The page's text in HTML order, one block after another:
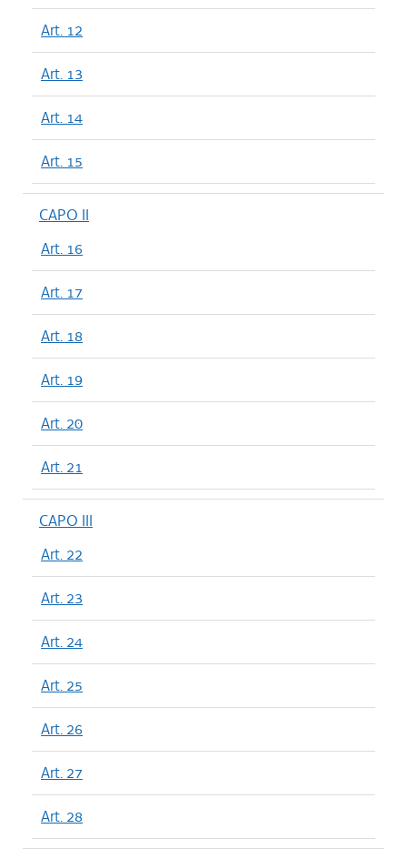
Art. 12
Art. 13
Art. 14
Art. 15
CAPO II
Art. 16
Art. 17
Art. 18
Art. 19
Art. 20
Art. 21
CAPO III
Art. 22
Art. 23
Art. 24
Art. 25
Art. 26
Art. 27
Art. 28